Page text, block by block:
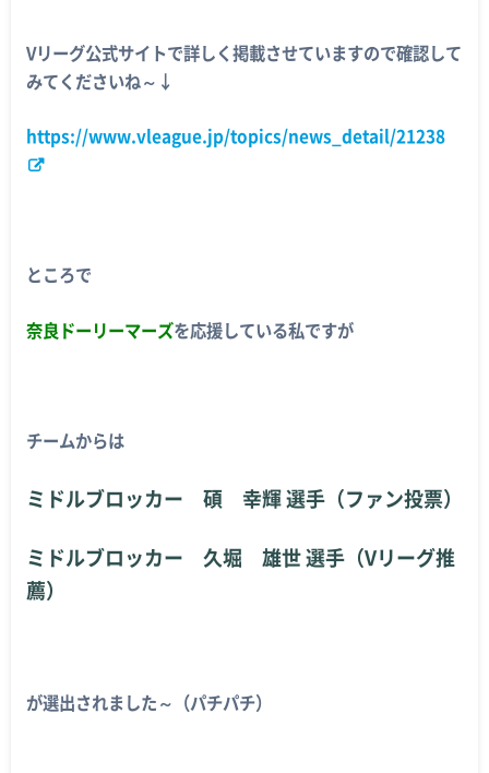
Vリーグ公式サイトで詳しく掲載させていますので確認して
みてくださいね～↓
https://www.vleague.jp/topics/news_detail/21238
ところで
奈良ドーリーマーズを応援している私ですが
チームからは
ミドルブロッカー 碩 幸輝 選手（ファン投票）
ミドルブロッカー 久堀 雄世 選手（Vリーグ推
薦）
が選出されました～（パチパチ）